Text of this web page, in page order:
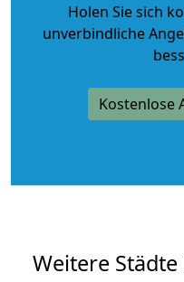
Holen Sie sich
unverbindliche
Kostenlose
Weitere